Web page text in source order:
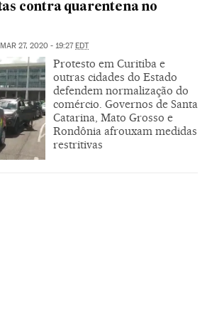
contra quarentena no
MAR 27, 2020 - 19:27EDT
Protesto em Curitiba e
outras cidades do Estado
defendem normalização do
comércio. Governos de Santa
Catarina, Mato Grosso e
Rondônia afrouxam medidas
restritivas